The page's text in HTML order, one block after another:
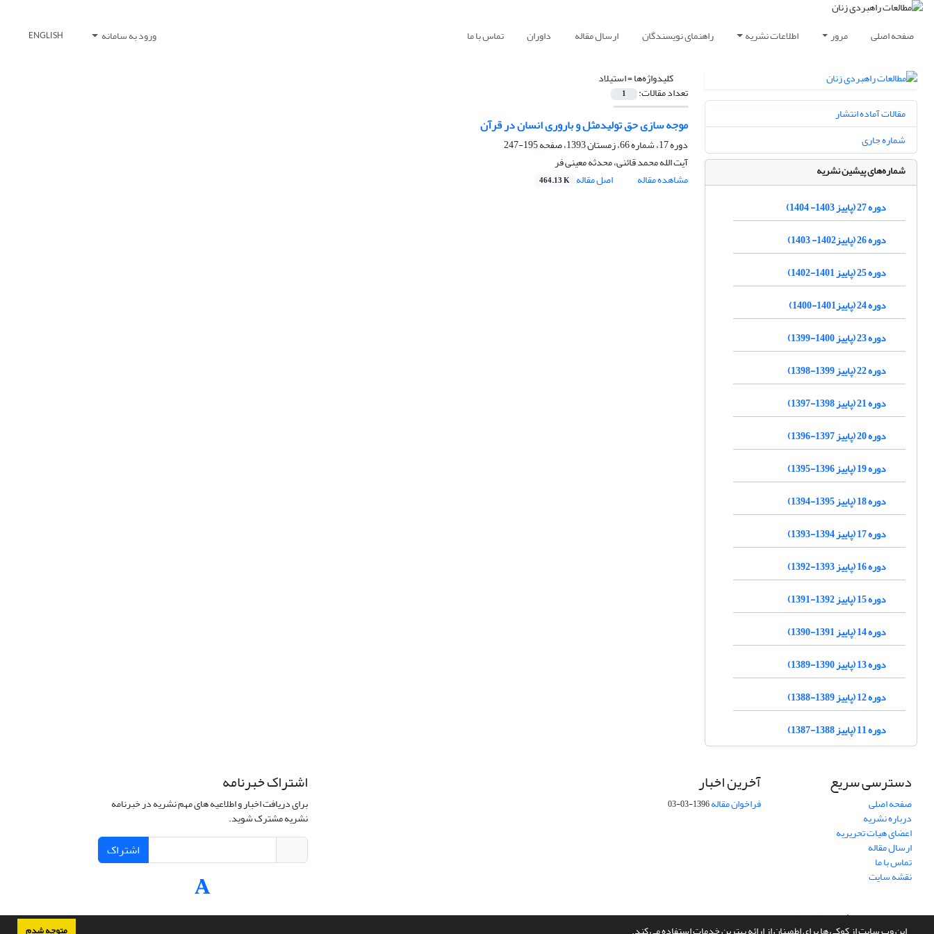
صفحه اصلی مرور اطلاعات نشریه راهنمای نویسندگان ارسال مقاله داوران تماس با ما ورود به سامانه ENGLISH
کلیدواژه‌ها =استیلاد
تعداد مقالات: 1
موجه سازی حق تولیدمثل و باروری انسان در قرآن
دوره 17، شماره 66، زمستان 1393، صفحه
195-247
آیت الله محمد قائنی، محدثه معینی فر
مشاهده مقاله
اصل مقاله 464.13 K
مقالات آماده انتشار
شماره جاری
شماره‌های پیشین نشریه
دوره 27 (پاییز 1403- 1404)
دوره 26 (پاییز1402- 1403)
دوره 25 (پاییز 1401-1402)
دوره 24 (پاییز1401-1400)
دوره 23 (پاییز 1400-1399)
دوره 22 (پاییز 1399-1398)
دوره 21 (پاییز 1398-1397)
دوره 20 (پاییز 1397-1396)
دوره 19 (پاییز 1396-1395)
دوره 18 (پاییز 1395-1394)
دوره 17 (پاییز 1394-1393)
دوره 16 (پاییز 1393-1392)
دوره 15 (پاییز 1392-1391)
دوره 14 (پاییز 1391-1390)
دوره 13 (پاییز 1390-1389)
دوره 12 (پاییز 1389-1388)
دوره 11 (پاییز 1388-1387)
دسترسی سریع
صفحه اصلی
درباره نشریه
اعضای هیات تحریریه
ارسال مقاله
تماس با ما
نقشه سایت
آخرین اخبار
فراخوان مقاله1396-03-03
اشتراک خبرنامه
برای دریافت اخبار و اطلاعیه های مهم نشریه در خبرنامه
نشریه مشترک شوید.
اشتراک
سامانه مدیریت نشریات علمی.طراحی و پیاده سازی ازسیناوب